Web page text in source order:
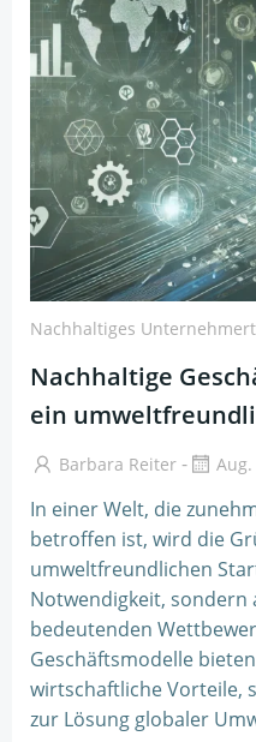
Nachhaltiges
Nachhaltige
ein
Barbara Reiter - Aug.
In einer Welt, die
betroffen ist, wird die
umweltfreundlichen
Notwendigkeit, sondern
bedeutenden
Geschäftsmodelle
wirtschaftliche Vorteile,
zur Lösung globaler